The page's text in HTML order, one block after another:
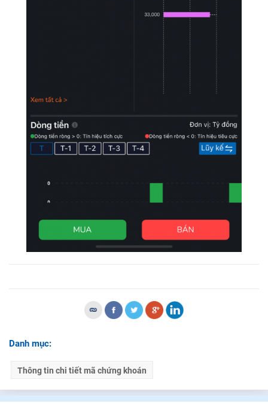
Danh mục:
Thông tin chi tiết mã chứng khoán